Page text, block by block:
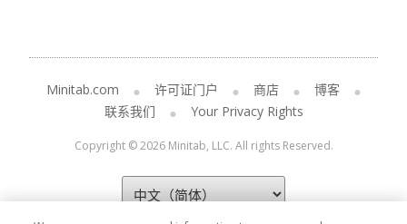
Minitab.com 许可证门户 商店
博客
联系我们
Your Privacy Rights
Copyright © 2026 Minitab, LLC. All rights Reserved.